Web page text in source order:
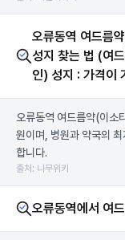
오류동역 여드름
성지 찾는 법 (여
인) 성지 : 가격이
오류동역 여드름약(이
원이며, 병원과 약국의
합니다.
출처: 나무위키
오류동역에서 여